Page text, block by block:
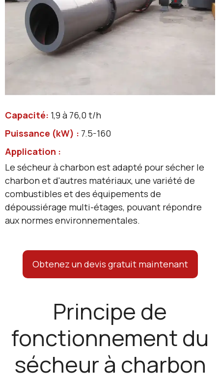
Capacité: 1,9 à 76,0 t/h
Puissance (kW) : 7.5-160
Application :
Le sécheur à charbon est adapté pour sécher le
charbon et d'autres matériaux, une variété de
combustibles et des équipements de
dépoussiérage multi-étages, pouvant répondre
aux normes environnementales.
Obtenez un devis gratuit maintenant
Principe de
fonctionnement du
sécheur à charbon